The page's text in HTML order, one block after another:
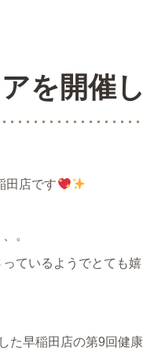
を開催
田店です
。
ているようでとても
た早稲田店の第9回健